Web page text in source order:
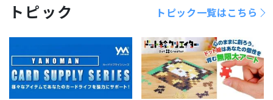
トピック トピック一覧はこちら